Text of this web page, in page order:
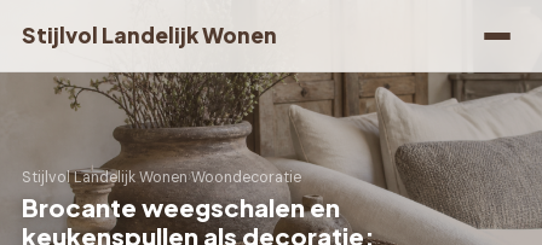
Stijlvol Landelijk Wonen
Stijlvol Landelijk Wonen›Woondecoratie
Brocante weegschalen en
keukenspullen als decoratie: